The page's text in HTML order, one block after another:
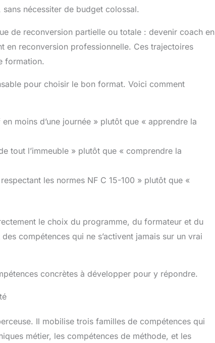
nécessiter de budget colossal.
de reconversion partielle ou totale : devenir coach en
en reconversion professionnelle. Ces trajectoires
formation.
pour choisir le bon format. Voici comment
moins d’une journée » plutôt que « apprendre la
tout l’immeuble » plutôt que « comprendre la
les normes NF C 15-100 » plutôt que «
le choix du programme, du formateur et du
compétences qui ne s’activent jamais sur un vrai
concrètes à développer pour y répondre.
Il mobilise trois familles de compétences qui
métier, les compétences de méthode, et les